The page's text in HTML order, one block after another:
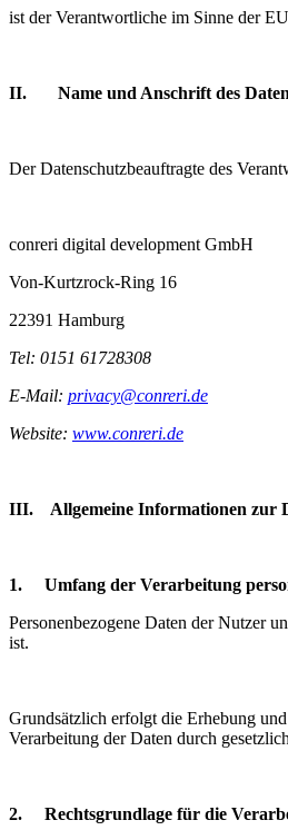
ist der Verantwortliche im Sinne der
II. Name und Anschrift des
Der Datenschutzbeauftragte des
conreri digital development GmbH
Von-Kurtzrock-Ring 16
22391 Hamburg
Tel: 0151 61728308
E-Mail: privacy@conreri.de
Website: www.conreri.de
III. Allgemeine Informationen zur
1. Umfang der Verarbeitung
Personenbezogene Daten der Nutzer
ist.
Grundsätzlich erfolgt die Erhebung
Verarbeitung der Daten durch
2. Rechtsgrundlage für die